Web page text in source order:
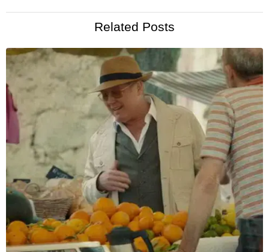
Related Posts